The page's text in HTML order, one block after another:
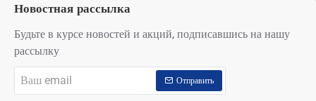
Новостная рассылка
Будьте в курсе новостей и акций, подписавшись на нашу
рассылку
email
Отправить